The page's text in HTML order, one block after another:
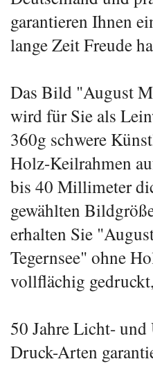
garantieren Ihnen
lange Zeit Freude
Das Bild "August
wird für Sie als
360g schwere
Holz-Keilrahmen
bis 40 Millimeter
gewählten
erhalten Sie
Tegernsee" ohne
vollflächig
50 Jahre Licht-
Druck-Arten